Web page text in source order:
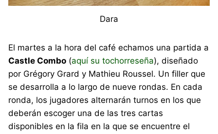
Dara
El martes a la hora del café echamos una partida a
Castle Combo (aquí su tochorreseña), diseñado
por Grégory Grard y Mathieu Roussel. Un filler que
se desarrolla a lo largo de nueve rondas. En cada
ronda, los jugadores alternarán turnos en los que
deberán escoger una de las tres cartas
disponibles en la fila en la que se encuentre el